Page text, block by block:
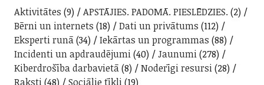
Aktivitātes (9) APSTĀJIES. PADOMĀ. PIESLĒDZIES. (2)
Bērni un internets (18) Dati un privātums (112)
Eksperti runā(34) Iekārtas un programmas (88)
Incidenti un apdraudējumi(40) Jaunumi(278)
Kiberdrošība darbavietā(8) Noderīgi resursi(28)
Raksti(48) Sociālie tīkli(19)